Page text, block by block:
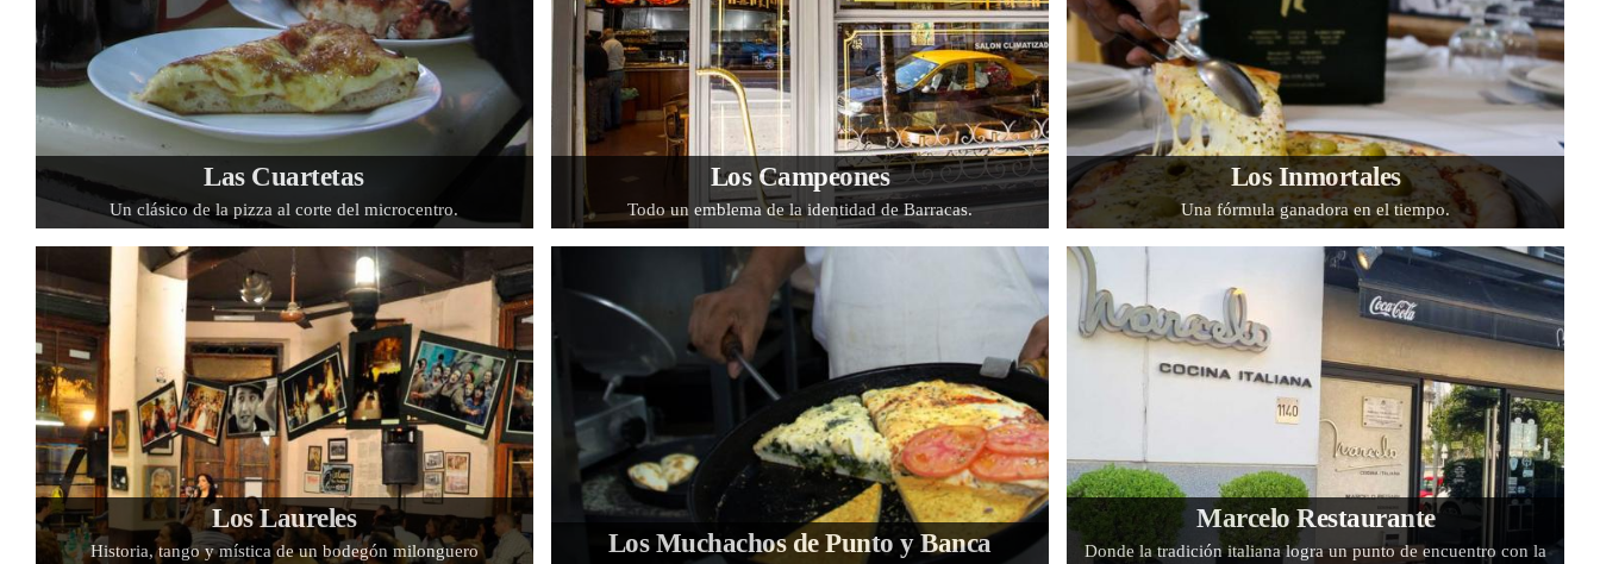
Las Cuartetas
Un clásico de la pizza al corte del microcentro.
Los Campeones
Todo un emblema de la identidad de Barracas.
Los Inmortales
Una fórmula ganadora en el tiempo.
Los Laureles
Historia, tango y mística de un bodegón milonguero
Los Muchachos de Punto y Banca
Marcelo Restaurante
Donde la tradición italiana logra un punto de encuentro con la